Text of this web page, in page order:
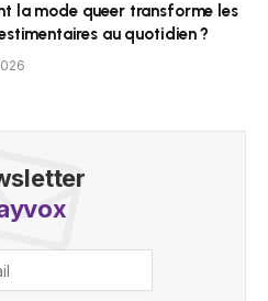
la mode queer transforme les
au quotidien ?